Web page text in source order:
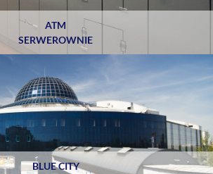
ATM
SERWEROWNIE
BLUE CITY